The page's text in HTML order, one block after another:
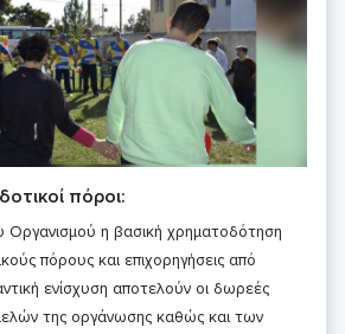
πόροι:
η βασική χρηματοδότηση
πόρους και επιχορηγήσεις από
ενίσχυση αποτελούν οι δωρεές
της οργάνωσης καθώς και των